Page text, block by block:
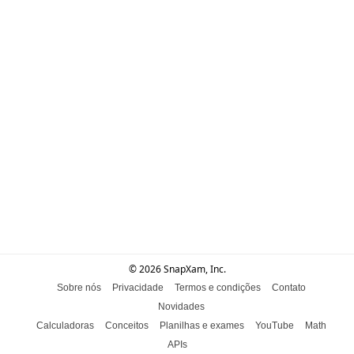
© 2026 SnapXam, Inc.
Sobre nós Privacidade Termos e condições
Contato
Novidades
Calculadoras
Conceitos Planilhas e exames YouTube
Math
APIs